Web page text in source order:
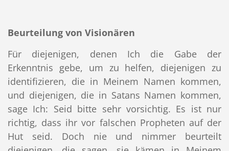
Beurteilung von Visionären
Für diejenigen, denen Ich die Gabe der
Erkenntnis gebe, um zu helfen, diejenigen zu
identifizieren, die in Meinem Namen kommen,
und diejenigen, die in Satans Namen kommen,
sage Ich: Seid bitte sehr vorsichtig. Es ist nur
richtig, dass ihr vor falschen Propheten auf der
Hut seid. Doch nie und nimmer beurteilt